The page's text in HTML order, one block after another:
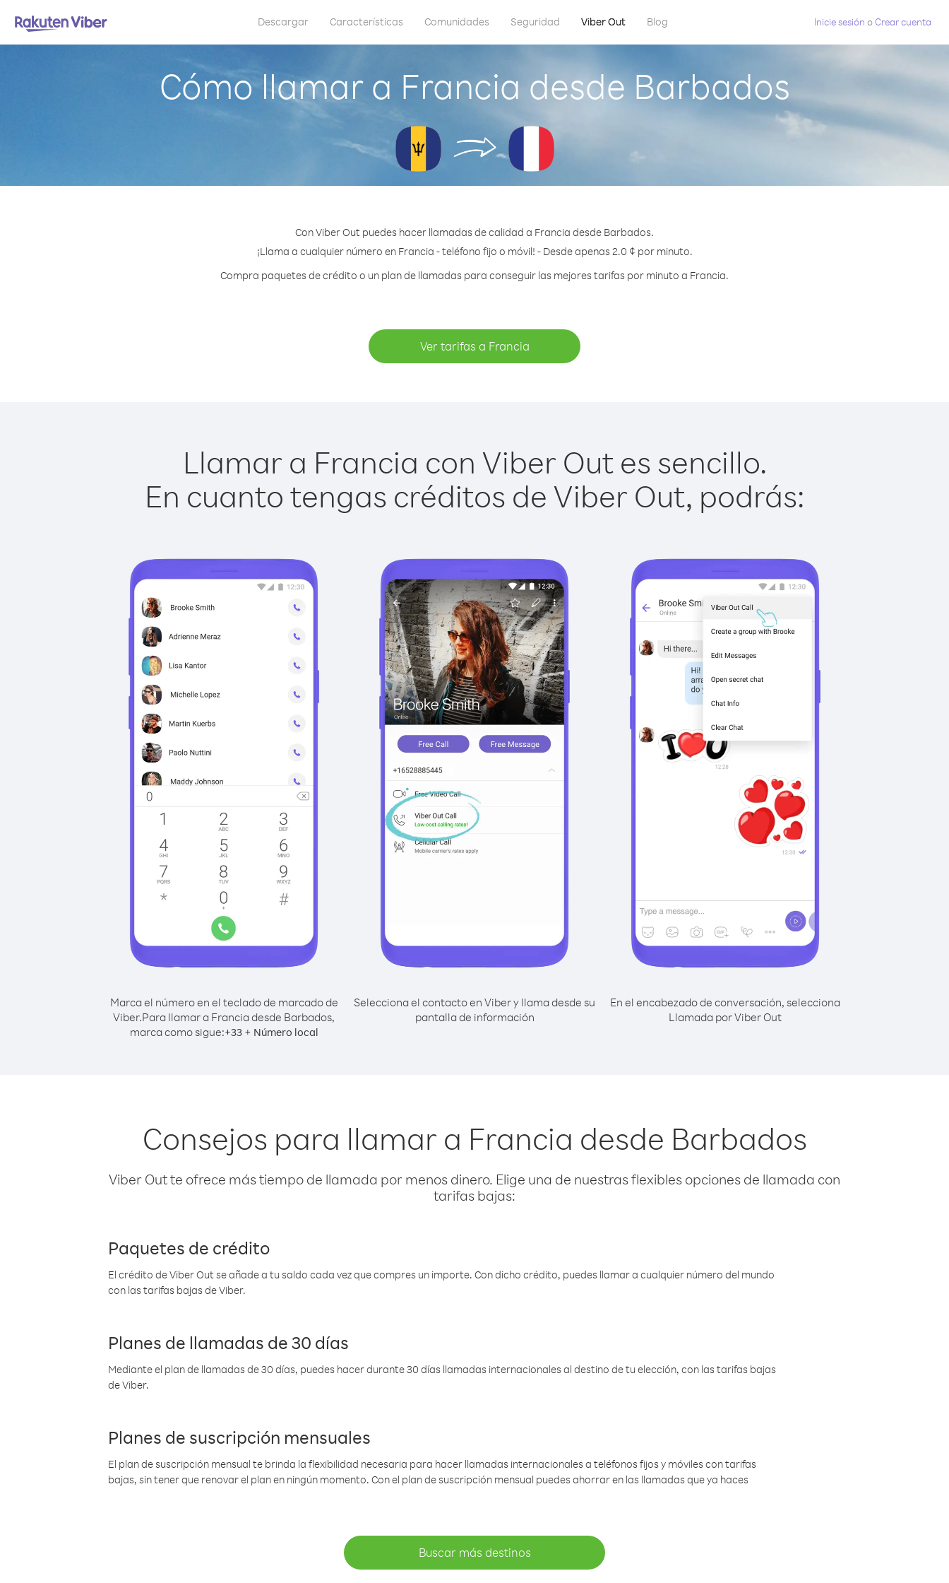
Descargar Características Comunidades Seguridad Viber Out Blog Inicie sesión oCrear cuenta
Cómo llamar a Francia desde Barbados
Con Viber Out puedes hacer llamadas de calidad a Francia desde Barbados.
¡Llama a cualquier número en Francia - teléfono fijo o móvil! - Desde apenas 2.0 ¢ por minuto.
Compra paquetes de crédito o un plan de llamadas para conseguir las mejores tarifas por minuto a Francia.
Ver tarifas a Francia
Llamar a Francia con Viber Out es sencillo.
En cuanto tengas créditos de Viber Out, podrás:
Marca el número en el teclado de marcado de
Viber.Para llamar a Francia desde Barbados,
marca como sigue:+33+ Número local
Selecciona el contacto en Viber y llama desde su
pantalla de información
En el encabezado de conversación, selecciona
Llamada por Viber Out
Consejos para llamar a Francia desde Barbados
Viber Out te ofrece más tiempo de llamada por menos dinero. Elige una de nuestras flexibles opciones de llamada con
tarifas bajas:
Paquetes de crédito
El crédito de Viber Out se añade a tu saldo cada vez que compres un importe. Con dicho crédito, puedes llamar a cualquier número del mundo
con las tarifas bajas de Viber.
Planes de llamadas de 30 días
Mediante el plan de llamadas de 30 días, puedes hacer durante 30 días llamadas internacionales al destino de tu elección, con las tarifas bajas
de Viber.
Planes de suscripción mensuales
El plan de suscripción mensual te brinda la flexibilidad necesaria para hacer llamadas internacionales a teléfonos fijos y móviles con tarifas
bajas, sin tener que renovar el plan en ningún momento. Con el plan de suscripción mensual puedes ahorrar en las llamadas que ya haces
Buscar más destinos